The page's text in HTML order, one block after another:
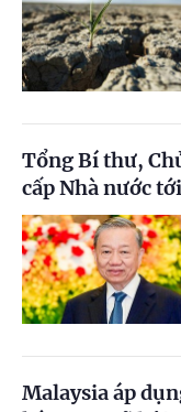
Tổng Bí thư,
cấp Nhà nước
Malaysia áp